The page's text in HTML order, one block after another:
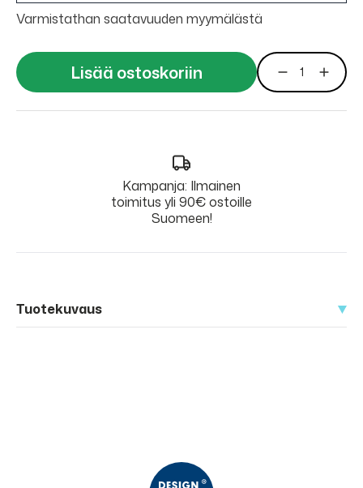
Varmistathan saatavuuden myymälästä
Lisää ostoskoriin
Kampanja: Ilmainen
toimitus yli 90€ ostoille
Suomeen!
Tuotekuvaus